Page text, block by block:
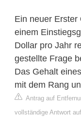
Ein neuer Erster
einem
Dollar pro Jahr
gestellte Frage
Das Gehalt
mit dem Rang
Antrag auf
vollständige Antwort